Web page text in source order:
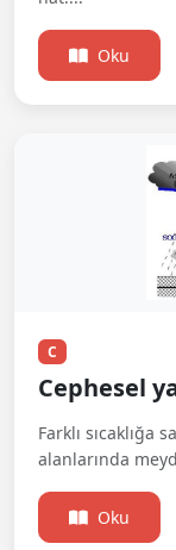
Oku
C
Cephesel
Farklı sıcaklığa
alanlarında
Oku